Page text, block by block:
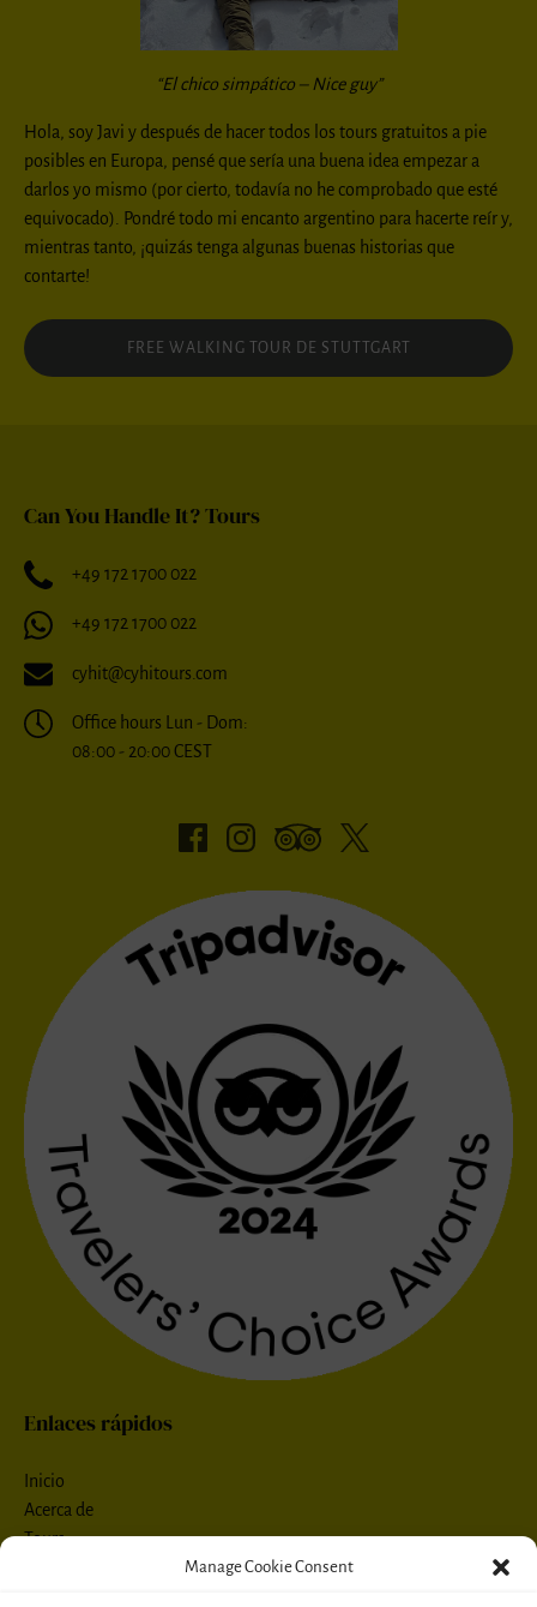
Manage Cookie Consent
“El chico simpático – Nice guy”
Hola, soy Javi y después de hacer todos los tours gratuitos a pie
posibles en Europa, pensé que sería una buena idea empezar a
darlos yo mismo (por cierto, todavía no he comprobado que esté
equivocado). Pondré todo mi encanto argentino para hacerte reír y,
mientras tanto, ¡quizás tenga algunas buenas historias que
contarte!
FREE WALKING TOUR DE STUTTGART
Can You Handle It? Tours
+49 172 1700 022
+49 172 1700 022
cyhit@cyhitours.com
Office hours Lun - Dom:
08:00 - 20:00 CEST
Enlaces rápidos
Inicio
Acerca de
Tours